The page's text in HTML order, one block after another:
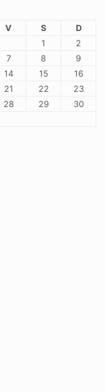
V S
D
1
2
7 8
9
14 15
16
21 22
23
28 29
30